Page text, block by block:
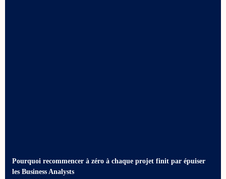
Pourquoi recommencer à zéro à chaque projet finit par épuiser
les Business Analysts